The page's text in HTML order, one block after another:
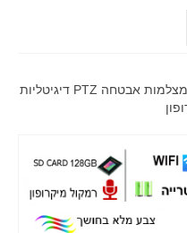
מצלמות אבטחה PTZ אנלוגיות AHD מצלמות אבטחה PTZ דיגיטליות